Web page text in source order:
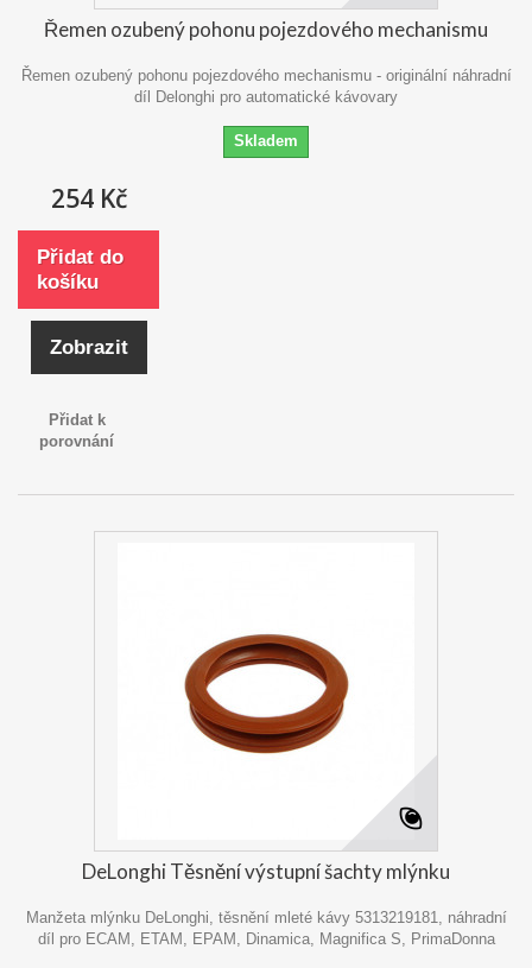
Řemen ozubený pohonu pojezdového mechanismu
Řemen ozubený pohonu pojezdového mechanismu - originální náhradní
díl Delonghi pro automatické kávovary
Skladem
254 Kč
Přidat do
košíku
Zobrazit
Přidat k
porovnání
DeLonghi Těsnění výstupní šachty mlýnku
Manžeta mlýnku DeLonghi, těsnění mleté kávy 5313219181, náhradní
díl pro ECAM, ETAM, EPAM, Dinamica, Magnifica S, PrimaDonna